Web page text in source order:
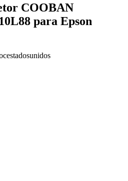
COOBAN
para Epson